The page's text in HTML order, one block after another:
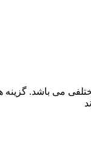
می باشد. گزینه